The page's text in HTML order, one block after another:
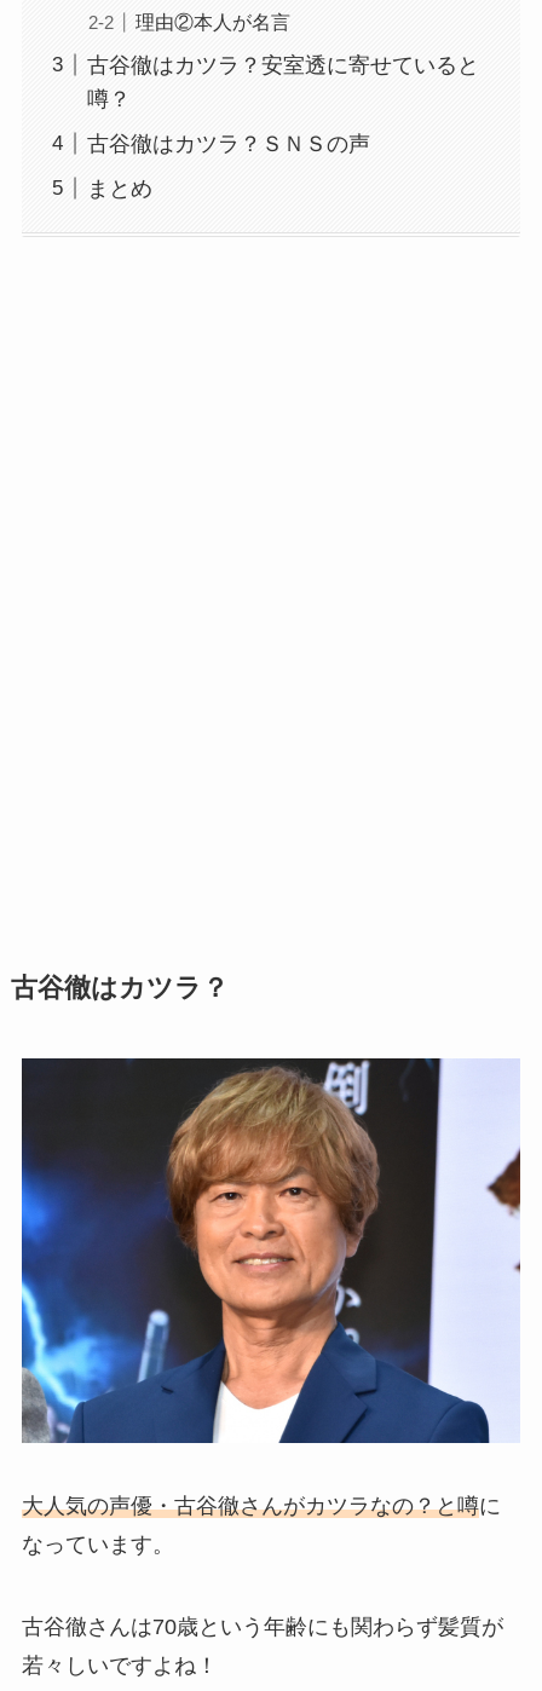
理由②本人が名言
古谷徹はカツラ？安室透に寄せていると
噂？
古谷徹はカツラ？ＳＮＳの声
まとめ
古谷徹はカツラ？
大人気の声優・古谷徹さんがカツラなの？と噂に
なっています。
古谷徹さんは70歳という年齢にも関わらず髪質が
若々しいですよね！